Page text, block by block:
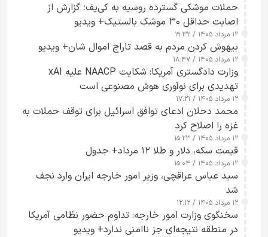
حملات موشکی گسترده روسیه به کی‌یف؛ گزارش از
اصابت حداقل ۳۰ موشک بالستیک+ ویدیو
۱۲ مرداد ۱۴۰۵ / ۱۹:۳۲
بیهوش کردن مردم به قصد تاراج اموال شان+ ویدیو
۱۲ مرداد ۱۴۰۵ / ۱۸:۴۷
وزارت دادگستری آمریکا: شکایت NAACP علیه xAI
تهدیدی برای نوآوری هوش مصنوعی است
۱۲ مرداد ۱۴۰۵ / ۱۷:۲۱
محمد دحلان ادعای توافق اسرائیل برای توقف حملات به
غزه را اصلاح کرد
۱۲ مرداد ۱۴۰۵ / ۱۵:۲۳
قیمت سکه، دلار و طلا ۱۲ مرداد+ جدول
۱۲ مرداد ۱۴۰۵ / ۱۵:۰۴
سید عباس عراقچی، وزیر امور خارجه ایران وارد نجف
شد
۱۲ مرداد ۱۴۰۵ / ۱۲:۱۲
سخنگوی وزارت امور خارجه: تداوم حضور نظامی آمریکا
در منطقه نتیجه‌ای جز ناامنی ندارد+ ویدیو